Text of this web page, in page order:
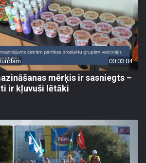
00:03:04
mērķis ir sasniegts –
ir kļuvuši lētāki